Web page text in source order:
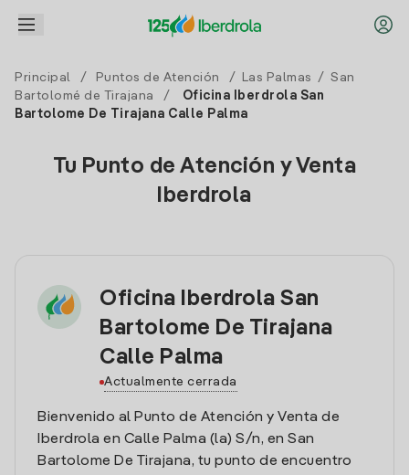
Principal / Puntos de Atención / Las Palmas / San
Bartolomé de Tirajana
/
Oficina Iberdrola San
Bartolome De Tirajana Calle Palma
Tu Punto de Atención y Venta
Iberdrola
Oficina Iberdrola San
Bartolome De Tirajana
Calle Palma
Actualmente cerrada
Bienvenido al Punto de Atención y Venta de
Iberdrola en Calle Palma (la) S/n, en San
Bartolome De Tirajana, tu punto de encuentro